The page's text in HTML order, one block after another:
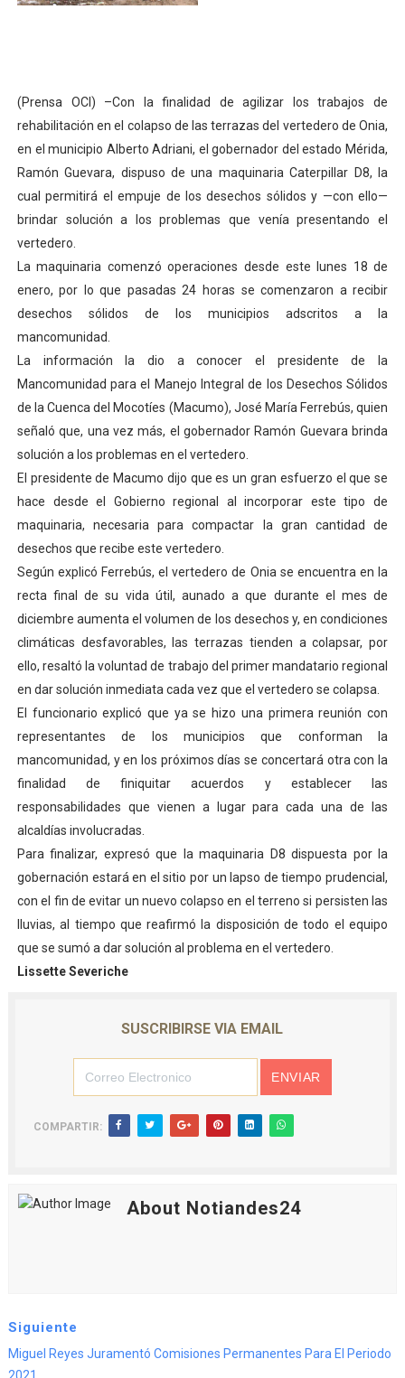
Balance semestral impulsa inclusión y atención a
Plan Vacacional Comunitario “Ríe 2026” recorre las
Alcaldía del Municipio Libertador realizó una jornada
Fundacite Mérida dicta taller gratuito de electrónica
INN-Mérida celebró el Lacto grado para promover el
Impulsan plan estratégico de seguridad ciudadana
(Prensa OCI) –Con la finalidad de agilizar los trabajos de
rehabilitación en el colapso de las terrazas del vertedero de Onia,
en el municipio Alberto Adriani, el gobernador del estado Mérida,
Ramón Guevara, dispuso de una maquinaria Caterpillar D8, la
cual permitirá el empuje de los desechos sólidos y —con ello—
brindar solución a los problemas que venía presentando el
vertedero.
La maquinaria comenzó operaciones desde este lunes 18 de
enero, por lo que pasadas 24 horas se comenzaron a recibir
desechos sólidos de los municipios adscritos a la
mancomunidad.
La información la dio a conocer el presidente de la
Mancomunidad para el Manejo Integral de los Desechos Sólidos
de la Cuenca del Mocotíes (Macumo), José María Ferrebús, quien
señaló que, una vez más, el gobernador Ramón Guevara brinda
solución a los problemas en el vertedero.
El presidente de Macumo dijo que es un gran esfuerzo el que se
hace desde el Gobierno regional al incorporar este tipo de
maquinaria, necesaria para compactar la gran cantidad de
desechos que recibe este vertedero.
Según explicó Ferrebús, el vertedero de Onia se encuentra en la
recta final de su vida útil, aunado a que durante el mes de
diciembre aumenta el volumen de los desechos y, en condiciones
climáticas desfavorables, las terrazas tienden a colapsar, por
ello, resaltó la voluntad de trabajo del primer mandatario regional
en dar solución inmediata cada vez que el vertedero se colapsa.
El funcionario explicó que ya se hizo una primera reunión con
representantes de los municipios que conforman la
mancomunidad, y en los próximos días se concertará otra con la
finalidad de finiquitar acuerdos y establecer las
responsabilidades que vienen a lugar para cada una de las
alcaldías involucradas.
Para finalizar, expresó que la maquinaria D8 dispuesta por la
gobernación estará en el sitio por un lapso de tiempo prudencial,
con el fin de evitar un nuevo colapso en el terreno si persisten las
lluvias, al tiempo que reafirmó la disposición de todo el equipo
que se sumó a dar solución al problema en el vertedero.
Lissette Severiche
SUSCRIBIRSE VIA EMAIL
COMPARTIR:
About Notiandes24
Siguiente
Miguel Reyes Juramentó Comisiones Permanentes Para El Periodo